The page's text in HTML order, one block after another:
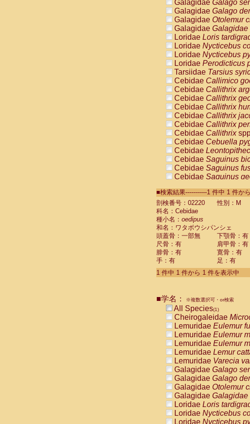
Galagidae Galago
Galagidae Galago
Galagidae Otolemur
Galagidae Galagidae
Loridae Loris
Loridae Nycticebus
Loridae Nycticebus
Loridae Perodicticus
Tarsiidae Tarsius
Cebidae Callimico
Cebidae Callithrix
Cebidae Callithrix
Cebidae Callithrix
Cebidae Callithrix
Cebidae Callithrix
Cebidae Callithrix
Cebidae Cebuella
Cebidae
Cebidae Saguinus
Cebidae Saguinus
Cebidae Saguinus
CebidaeSaguinus
Cebidae Saguinus
Cebidae
Cebidae
CebidaeSaguinus
Cebidae Saguinus
Cebidae Saguinus
Cebidae Saguinus
Cebidae Aotus
Cebidae Cebus
CebidaeCebus
CebidaeCebus
CebidaeSaimiri
CebidaeSaimiri
AtelidaeAlouatta
AtelidaeAlouatta
AtelidaeAlouatta
AtelidaeAlouattaspp.
AtelidaeAteles
AtelidaeAteles
AtelidaeAteles
AtelidaeAtelesspp.(0)
Atelidae Lagothrix
AtelidaeLagothrix
PitheciidaeCacajao
■検索結果-----------1 件中 1 件か
剖検番号：02220
性別：M
科名：Cebidae
種小名： oedipus
和名：ワタボウシパンシェ
頭蓋骨：一部無
下顎骨：有
尺骨：有
肩甲骨：有
腓骨：有
寛骨：有
手：有
足：有
1 件中 1 件から 1 件を表示中
■学名： ※複数選択可・or検索
All Species(1)
Cheirogaleidae
Lemuridae Eulemur
Lemuridae Eulemur
Lemuridae Eulemur
Lemuridae Lemur
Lemuridae Varecia
Galagidae Galago
Galagidae Galago
Galagidae Otolemur
Galagidae Galagidae
Loridae Loris
Loridae Nycticebus
Loridae Nycticebus